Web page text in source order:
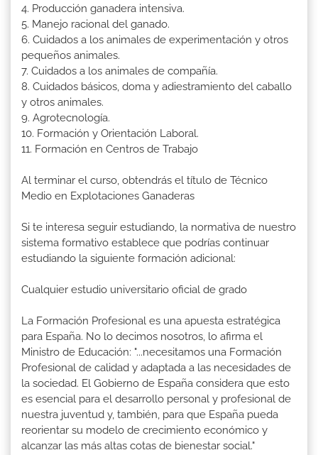
4. Producción ganadera intensiva.
5. Manejo racional del ganado.
6. Cuidados a los animales de experimentación y otros
pequeños animales.
7. Cuidados a los animales de compañía.
8. Cuidados básicos, doma y adiestramiento del caballo
y otros animales.
9. Agrotecnología.
10. Formación y Orientación Laboral.
11. Formación en Centros de Trabajo
Al terminar el curso, obtendrás el título de Técnico
Medio en Explotaciones Ganaderas
Si te interesa seguir estudiando, la normativa de nuestro
sistema formativo establece que podrías continuar
estudiando la siguiente formación adicional:
Cualquier estudio universitario oficial de grado
La Formación Profesional es una apuesta estratégica
para España. No lo decimos nosotros, lo afirma el
Ministro de Educación: "...necesitamos una Formación
Profesional de calidad y adaptada a las necesidades de
la sociedad. El Gobierno de España considera que esto
es esencial para el desarrollo personal y profesional de
nuestra juventud y, también, para que España pueda
reorientar su modelo de crecimiento económico y
alcanzar las más altas cotas de bienestar social."